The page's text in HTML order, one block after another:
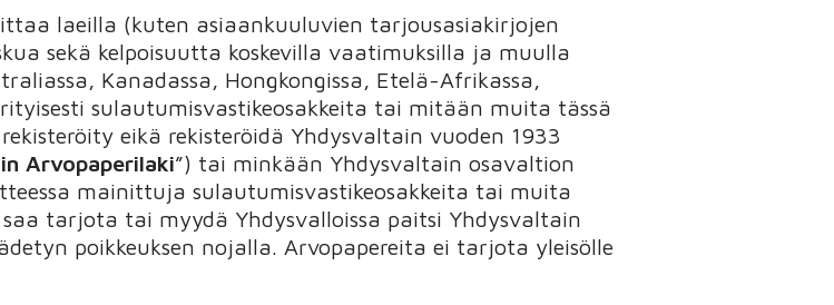
laeilla (kuten asiaankuuluvien tarjousasiakirjojen
sekä kelpoisuutta koskevilla vaatimuksilla ja muulla
Kanadassa, Hongkongissa, Etelä-Afrikassa,
sulautumisvastikeosakkeita tai mitään muita tässä
eikä rekisteröidä Yhdysvaltain vuoden 1933
Arvopaperilaki”) tai minkään Yhdysvaltain osavaltion
mainittuja sulautumisvastikeosakkeita tai muita
tarjota tai myydä Yhdysvalloissa paitsi Yhdysvaltain
poikkeuksen nojalla. Arvopapereita ei tarjota yleisölle